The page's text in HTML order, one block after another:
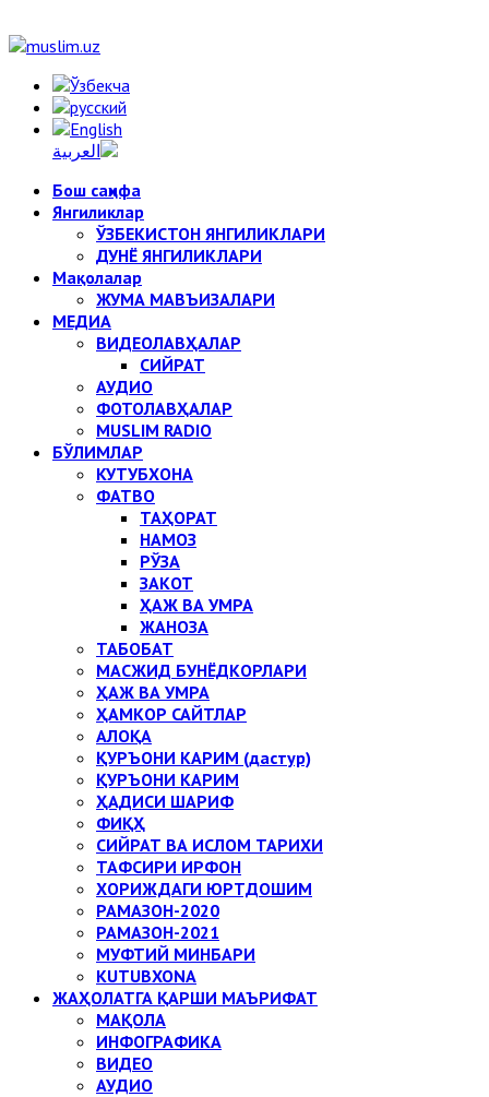
Бош саҳифа
Янгиликлар
ЎЗБЕКИСТОН ЯНГИЛИКЛАРИ
ДУНЁ ЯНГИЛИКЛАРИ
Мақолалар
ЖУМА МАВЪИЗАЛАРИ
МЕДИА
ВИДЕОЛАВҲАЛАР
СИЙРАТ
АУДИО
ФОТОЛАВҲАЛАР
MUSLIM RADIO
БЎЛИМЛАР
КУТУБХОНА
ФАТВО
ТАҲОРАТ
НАМОЗ
РЎЗА
ЗАКОТ
ҲАЖ ВА УМРА
ЖАНОЗА
ТАБОБАТ
МАСЖИД БУНЁДКОРЛАРИ
ҲАЖ ВА УМРА
ҲАМКОР САЙТЛАР
АЛОҚА
ҚУРЪОНИ КАРИМ (дастур)
ҚУРЪОНИ КАРИМ
ҲАДИСИ ШАРИФ
ФИҚҲ
СИЙРАТ ВА ИСЛОМ ТАРИХИ
ТАФСИРИ ИРФОН
ХОРИЖДАГИ ЮРТДОШИМ
РАМАЗОН-2020
РАМАЗОН-2021
МУФТИЙ МИНБАРИ
KUTUBXONA
ЖАҲОЛАТГА ҚАРШИ МАЪРИФАТ
МАҚОЛА
ИНФОГРАФИКА
ВИДЕО
АУДИО